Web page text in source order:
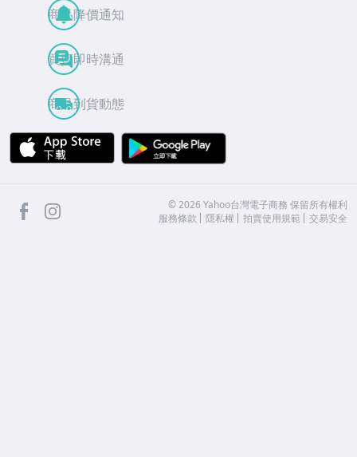
商品降價通知
買賣即時溝通
商品到貨動態
APP Store
facebook ©2026 Yahoo台灣電子商務 保留所有權利
服務條款
隱私權 拍賣使用規範 交易安全